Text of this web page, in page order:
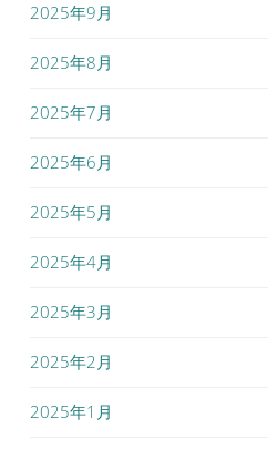
2025年9月
2025年8月
2025年7月
2025年6月
2025年5月
2025年4月
2025年3月
2025年2月
2025年1月